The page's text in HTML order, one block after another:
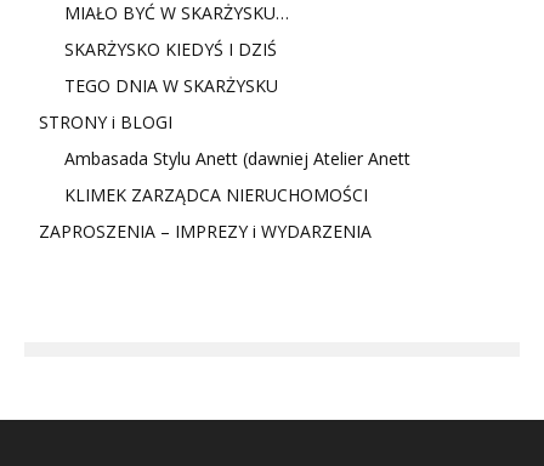
MIAŁO BYĆ W SKARŻYSKU…
SKARŻYSKO KIEDYŚ I DZIŚ
TEGO DNIA W SKARŻYSKU
STRONY i BLOGI
Ambasada Stylu Anett (dawniej Atelier Anett
KLIMEK ZARZĄDCA NIERUCHOMOŚCI
ZAPROSZENIA – IMPREZY i WYDARZENIA